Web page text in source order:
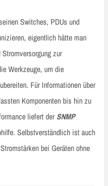
Switches, PDUs und
eigentlich hätte man
zur
Werkzeuge, um die
Für Informationen über
Komponenten bis hin zu
liefert derSNMP
Selbstverständlich ist auch
bei Geräten ohne